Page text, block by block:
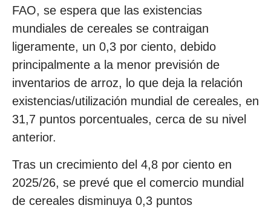
FAO, se espera que las existencias
mundiales de cereales se contraigan
ligeramente, un 0,3 por ciento, debido
principalmente a la menor previsión de
inventarios de arroz, lo que deja la relación
existencias/utilización mundial de cereales, en
31,7 puntos porcentuales, cerca de su nivel
anterior.
Tras un crecimiento del 4,8 por ciento en
2025/26, se prevé que el comercio mundial
de cereales disminuya 0,3 puntos